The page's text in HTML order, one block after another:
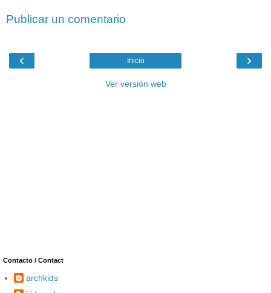
Publicar un comentario
‹ ›
Inicio
Ver versión web
Contacto / Contact
archkids